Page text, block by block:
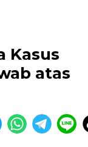
Kasus
atas